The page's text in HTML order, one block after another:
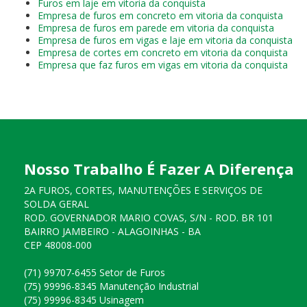
Furos em laje em vitoria da conquista
Empresa de furos em concreto em vitoria da conquista
Empresa de furos em parede em vitoria da conquista
Empresa de furos em vigas e laje em vitoria da conquista
Empresa de cortes em concreto em vitoria da conquista
Empresa que faz furos em vigas em vitoria da conquista
Nosso Trabalho É Fazer A Diferença
2A FUROS, CORTES, MANUTENÇÕES E SERVIÇOS DE
SOLDA GERAL
ROD. GOVERNADOR MARIO COVAS, S/N - ROD. BR 101
BAIRRO JAMBEIRO - ALAGOINHAS - BA
CEP 48008-000
(71) 99707-6455 Setor de Furos
(75) 99996-8345 Manutenção Industrial
(75) 99996-8345 Usinagem